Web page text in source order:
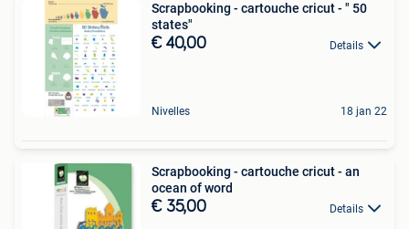
Scrapbooking - cartouche cricut - " 50
states"
€ 40,00 Details
Nivelles 18 jan 22
Scrapbooking - cartouche cricut - an
ocean of word
€ 35,00 Details